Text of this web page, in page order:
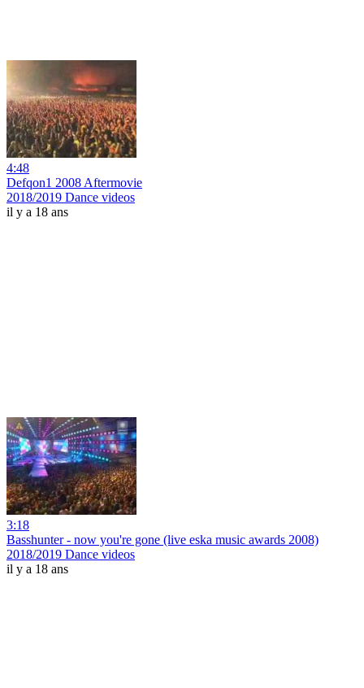
4:48
Defqon1 2008 Aftermovie
2018/2019 Dance videos
il y a 18 ans
3:18
Basshunter - now you're gone (live eska music awards 2008)
2018/2019 Dance videos
il y a 18 ans